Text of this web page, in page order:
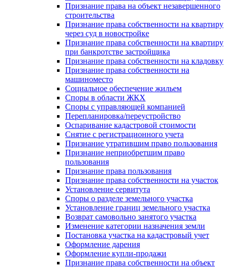
Признание права на объект незавершенного
строительства
Признание права собственности на квартиру
через суд в новостройке
Признание права собственности на квартиру
при банкротстве застройщика
Признание права собственности на кладовку
Признание права собственности на
машиноместо
Социальное обеспечение жильем
Споры в области ЖКХ
Споры с управляющей компанией
Перепланировка/переустройство
Оспаривание кадастровой стоимости
Снятие с регистрационного учета
Признание утратившим право пользования
Признание неприобретшим право
пользования
Признание права пользования
Признание права собственности на участок
Установление сервитута
Споры о разделе земельного участка
Установление границ земельного участка
Возврат самовольно занятого участка
Изменение категории назначения земли
Постановка участка на кадастровый учет
Оформление дарения
Оформление купли-продажи
Признание права собственности на объект